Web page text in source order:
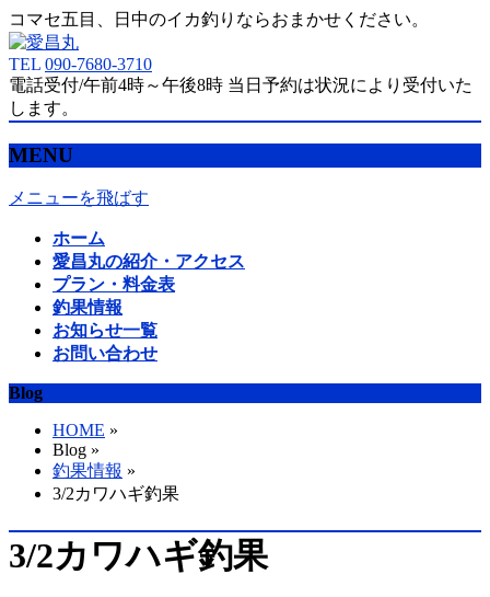
コマセ五目、日中のイカ釣りならおまかせください。
TEL 090-7680-3710
電話受付/午前4時～午後8時 当日予約は状況により受付いた
します。
MENU
メニューを飛ばす
ホーム
愛昌丸の紹介・アクセス
プラン・料金表
釣果情報
お知らせ一覧
お問い合わせ
Blog
HOME »
Blog »
釣果情報 »
3/2カワハギ釣果
3/2カワハギ釣果